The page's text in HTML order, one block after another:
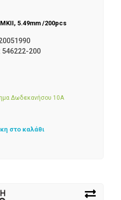
5.49mm /200pcs
546222-200
Δωδεκανήσου 10Α
στο καλάθι